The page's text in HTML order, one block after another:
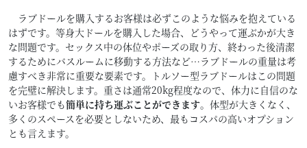
ラブドールを購入するお客様は必ずこのような悩みを抱えている
はずです。等身大ドールを購入した場合、どうやって運ぶかが大き
な問題です。セックス中の体位やポーズの取り方、終わった後清潔
するためにバスルームに移動する方法など…ラブドールの重量は考
慮すべき非常に重要な要素です。トルソー型ラブドールはこの問題
を完璧に解決します。重さは通常20kg程度なので、体力に自信のな
いお客様でも簡単に持ち運ぶことができます。体型が大きくなく、
多くのスペースを必要としないため、最もコスパの高いオプション
とも言えます。